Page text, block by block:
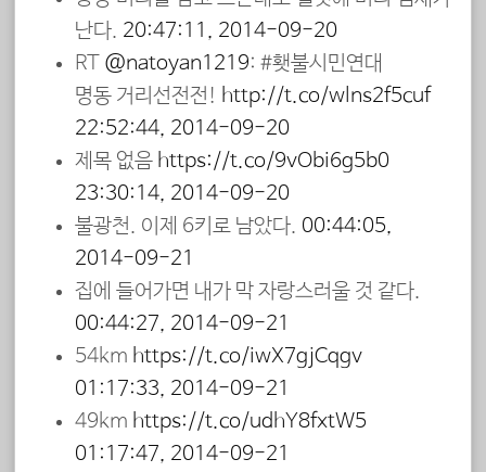
난다. 20:47:11, 2014-09-20
RT @natoyan1219: #횃불시민연대
명동 거리선전전! http://t.co/wlns2f5cuf
22:52:44, 2014-09-20
제목 없음 https://t.co/9vObi6g5b0
23:30:14, 2014-09-20
불광천. 이제 6키로 남았다. 00:44:05,
2014-09-21
집에 들어가면 내가 막 자랑스러울 것 같다.
00:44:27, 2014-09-21
54km https://t.co/iwX7gjCqgv
01:17:33, 2014-09-21
49km https://t.co/udhY8fxtW5
01:17:47, 2014-09-21